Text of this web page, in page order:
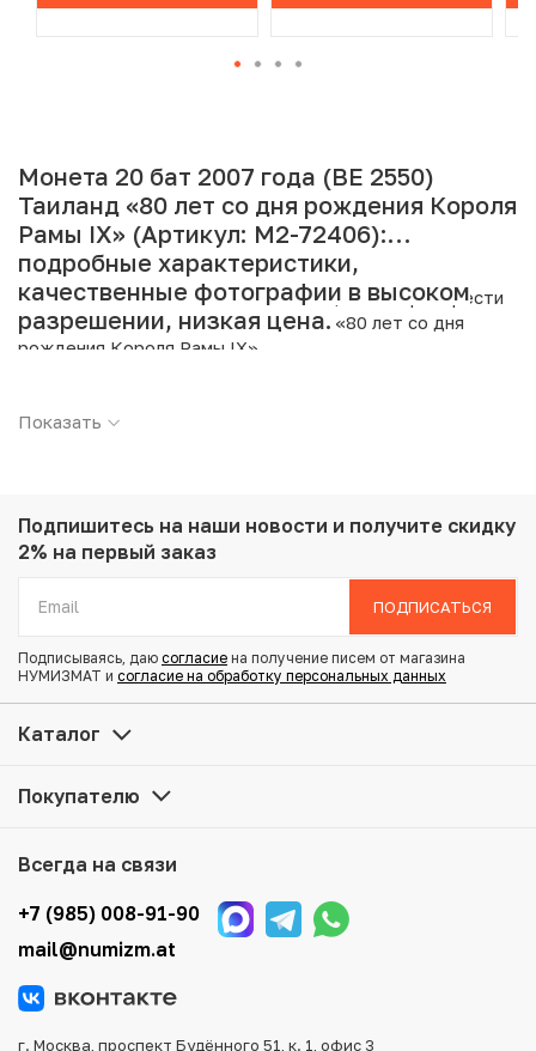
Монета 20 бат 2007 года (BE 2550)
Таиланд «80 лет со дня рождения Короля
Рамы IX» (Артикул: M2-72406):
подробные характеристики,
качественные фотографии в высоком
разрешении, низкая цена.
Интернет магазин «Нумизмат» предлагает приобрести
20 бат 2007 года (BE 2550) Таиланд «80 лет со дня
рождения Короля Рамы IX».
Металл: Медно-никелевый сплав
Вес: 15 г
Тираж: 5.800.000
Тематика: Выдающиеся личности
Купить 20 бат 2007 года (BE 2550) Таиланд «80 лет со
достаточно оформить заказ на сайте. Все монеты,
Мы доставим Ваш заказ в любой регион России, кроме
того, возможен самовывоз товара из офиса магазина.
Для вашего удобства представлены несколько способов
тщательно упаковываются, что исключает возможность
Показать
Подпишитесь на наши новости и получите скидку
2% на первый заказ
ПОДПИСАТЬСЯ
Подписываясь, даю согласие на получение писем от магазина
НУМИЗМАТ и согласие на обработку персональных данных
Каталог
Покупателю
Всегда на связи
+7 (985) 008-91-90
mail@numizm.at
г. Москва, проспект Будённого 51, к. 1, офис 3